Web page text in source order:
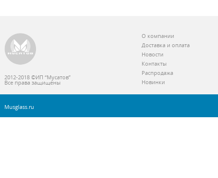
2012-2018 ©ИП “Мусатов”
Все права защищены
О компании
Доставка и оплата
Новости
Контакты
Распродажа
Новинки
Musglass.ru